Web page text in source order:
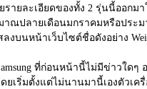
รายละเอียดของทั้ง 2 รุ่นนี้ออกม
าณปลายเดือนมกราคมหรือประ
งบนหน้าเว็บไซต์ชื่อดังอย่าง
ที่ก่อนหน้านี้ไม่มีข่าวใด
เริ่มตั้งแต่ไม่นานมานี้เองตัวเค